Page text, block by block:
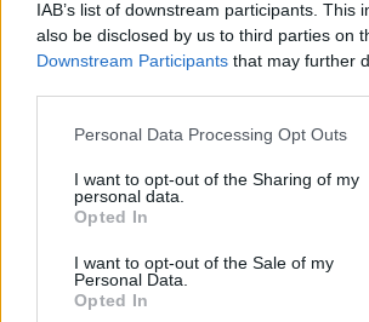
IAB’s list of downstream participants. This
also be disclosed by us to third parties on
Downstream Participants that may further
Personal Data Processing Opt Outs
I want to opt-out of the Sharing of my
personal data.
Opted In
I want to opt-out of the Sale of my
Personal Data.
Opted In
vaiko gyvybių išgelbėti nepavyko
Žinios | Lietuvos diena
32 laipsnių šilumos
Žinios | Orai
V. Zalužno pasisakymą laiko bandymu